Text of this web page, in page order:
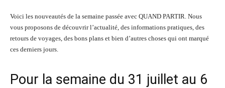
Voici les nouveautés de la semaine passée avec QUAND PARTIR. Nous
vous proposons de découvrir l’actualité, des informations pratiques, des
retours de voyages, des bons plans et bien d’autres choses qui ont marqué
ces derniers jours.
Pour la semaine du 31 juillet au 6